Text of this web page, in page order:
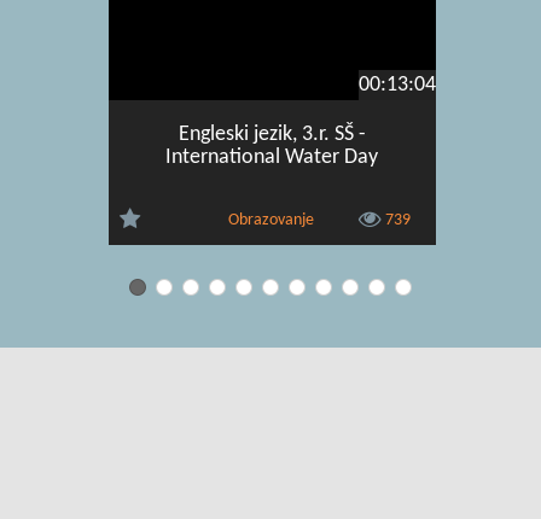
00:13:04
Engleski jezik, 3.r. SŠ -
International Water Day
Obrazovanje 739